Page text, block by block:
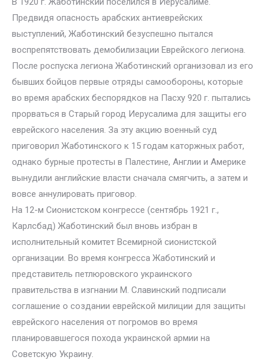
Предвидя опасность арабских антиеврейских
выступлений, Жаботинский безуспешно пытался
воспрепятствовать демобилизации Еврейского легиона.
После роспуска легиона Жаботинский организовал из его
бывших бойцов первые отряды самообороны, которые
во время арабских беспорядков на Пасху 920 г. пытались
прорваться в Старый город Иерусалима для защиты его
еврейского населения. За эту акцию военный суд
приговорил Жаботинского к 15 годам каторжных работ,
однако бурные протесты в Палестине, Англии и Америке
вынудили английские власти сначала смягчить, а затем и
вовсе аннулировать приговор.
На 12-м Сионистском конгрессе (сентябрь 1921 г.,
Карлсбад) Жаботинский был вновь избран в
исполнительный комитет Всемирной сионистской
организации. Во время конгресса Жаботинский и
представитель петлюровского украинского
правительства в изгнании М. Славинский подписали
соглашение о создании еврейской милиции для защиты
еврейского населения от погромов во время
планировавшегося похода украинской армии на
Советскую Украину.